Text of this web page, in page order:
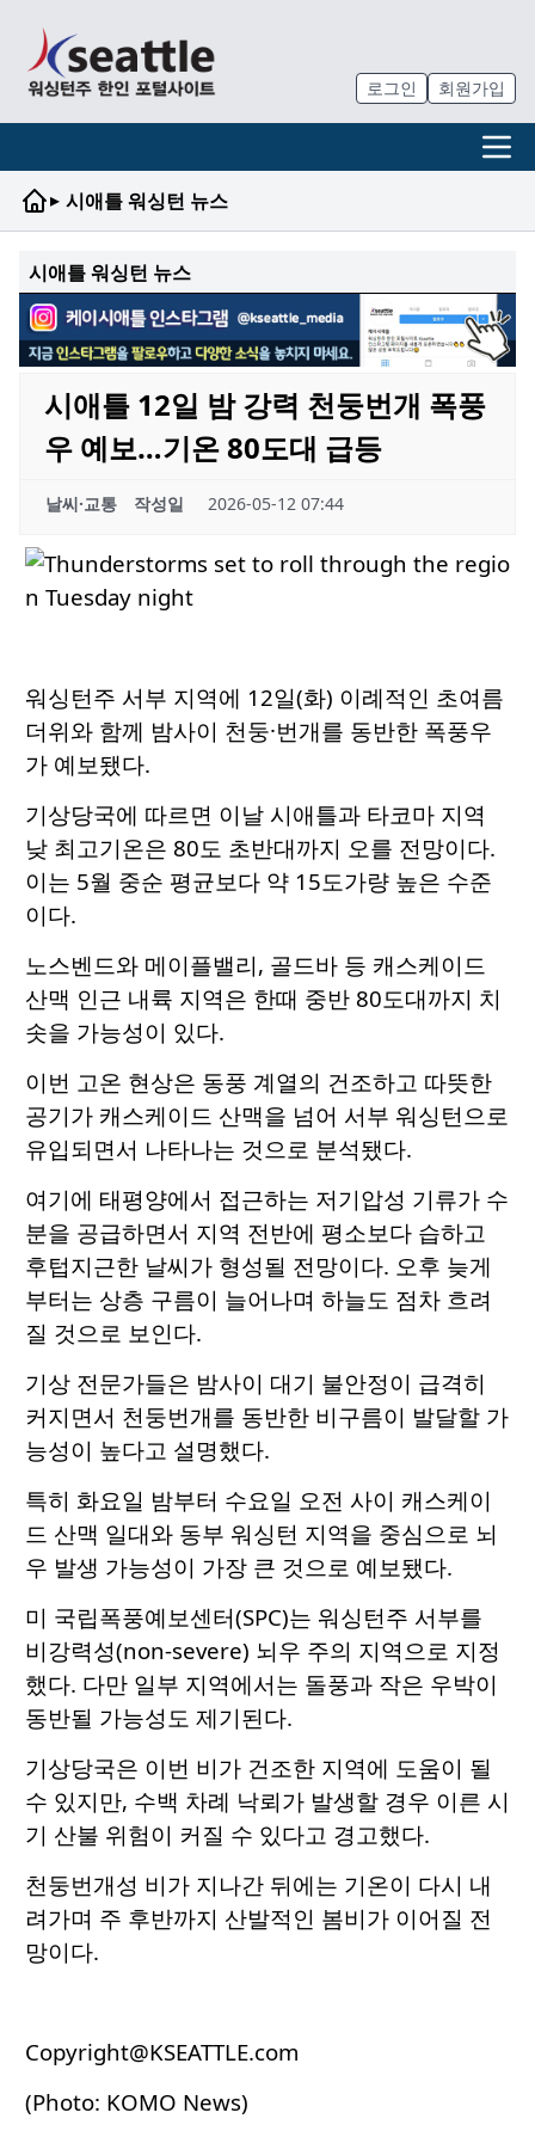
로그인 회원가입
▸ 시애틀 워싱턴 뉴스
시애틀 워싱턴 뉴스
시애틀 12일 밤 강력 천둥번개 폭풍
우 예보…기온 80도대 급등
날씨·교통 작성일 2026-05-12 07:44
워싱턴주 서부 지역에 12일(화) 이례적인 초여름
더위와 함께 밤사이 천둥·번개를 동반한 폭풍우
가 예보됐다.
기상당국에 따르면 이날 시애틀과 타코마 지역
낮 최고기온은 80도 초반대까지 오를 전망이다.
이는 5월 중순 평균보다 약 15도가량 높은 수준
이다.
노스벤드와 메이플밸리, 골드바 등 캐스케이드
산맥 인근 내륙 지역은 한때 중반 80도대까지 치
솟을 가능성이 있다.
이번 고온 현상은 동풍 계열의 건조하고 따뜻한
공기가 캐스케이드 산맥을 넘어 서부 워싱턴으로
유입되면서 나타나는 것으로 분석됐다.
여기에 태평양에서 접근하는 저기압성 기류가 수
분을 공급하면서 지역 전반에 평소보다 습하고
후텁지근한 날씨가 형성될 전망이다. 오후 늦게
부터는 상층 구름이 늘어나며 하늘도 점차 흐려
질 것으로 보인다.
기상 전문가들은 밤사이 대기 불안정이 급격히
커지면서 천둥번개를 동반한 비구름이 발달할 가
능성이 높다고 설명했다.
특히 화요일 밤부터 수요일 오전 사이 캐스케이
드 산맥 일대와 동부 워싱턴 지역을 중심으로 뇌
우 발생 가능성이 가장 큰 것으로 예보됐다.
미 국립폭풍예보센터(SPC)는 워싱턴주 서부를
비강력성(non-severe) 뇌우 주의 지역으로 지정
했다. 다만 일부 지역에서는 돌풍과 작은 우박이
동반될 가능성도 제기된다.
기상당국은 이번 비가 건조한 지역에 도움이 될
수 있지만, 수백 차례 낙뢰가 발생할 경우 이른 시
기 산불 위험이 커질 수 있다고 경고했다.
천둥번개성 비가 지나간 뒤에는 기온이 다시 내
려가며 주 후반까지 산발적인 봄비가 이어질 전
망이다.
Copyright@KSEATTLE.com
(Photo: KOMO News)